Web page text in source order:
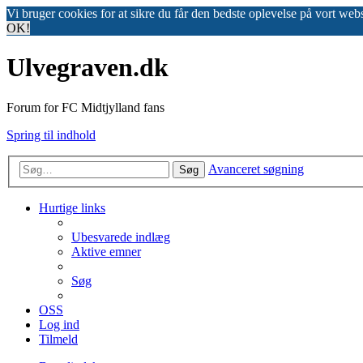
Vi bruger cookies for at sikre du får den bedste oplevelse på vort
OK!
Ulvegraven.dk
Forum for FC Midtjylland fans
Spring til indhold
Søg Avanceret søgning
Hurtige links
Ubesvarede indlæg
Aktive emner
Søg
OSS
Log ind
Tilmeld